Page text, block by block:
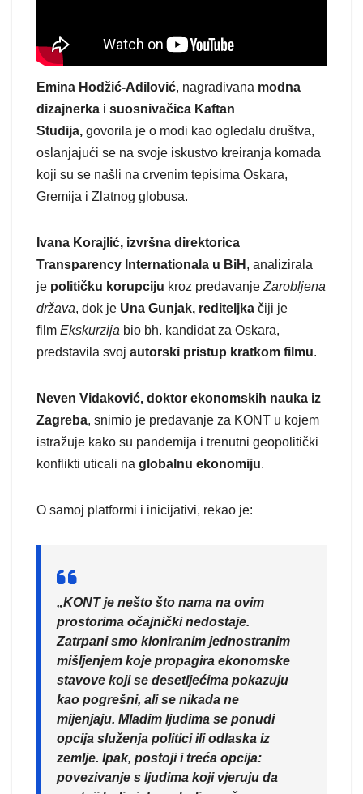
Emina Hodžić-Adilović, nagrađivana modna
dizajnerka i suosnivačica Kaftan
Studija, govorila je o modi kao ogledalu društva,
oslanjajući se na svoje iskustvo kreiranja komada
koji su se našli na crvenim tepisima Oskara,
Gremija i Zlatnog globusa.
Ivana Korajlić, izvršna direktorica
Transparency Internationala u BiH , analizirala
je političku korupciju kroz predavanjeZarobljena
država, dok je Una Gunjak, rediteljka čiji je
film Ekskurzija bio bh. kandidat za Oskara,
predstavila svoj autorski pristup kratkom filmu.
Neven Vidaković, doktor ekonomskih nauka iz
Zagreba, snimio je predavanje za KONT u kojem
istražuje kako su pandemija i trenutni geopolitički
konflikti uticali na globalnu ekonomiju.
O samoj platformi i inicijativi, rekao je:
„KONT je nešto što nama na ovim
prostorima očajnički nedostaje.
Zatrpani smo kloniranim jednostranim
mišljenjem koje propagira ekonomske
stavove koji se desetljećima pokazuju
kao pogrešni, ali se nikada ne
mijenjaju. Mladim ljudima se ponudi
opcija služenja politici ili odlaska iz
zemlje. Ipak, postoji i treća opcija:
povezivanje s ljudima koji vjeruju da